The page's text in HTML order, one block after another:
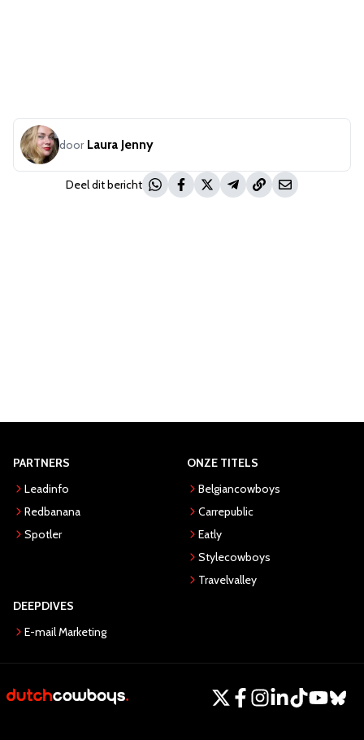
door Laura Jenny
Deel dit bericht
PARTNERS
Leadinfo
Redbanana
Spotler
ONZE TITELS
Belgiancowboys
Carrepublic
Eatly
Stylecowboys
Travelvalley
DEEPDIVES
E-mail Marketing